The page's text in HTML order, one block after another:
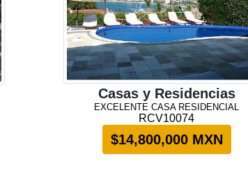
Casas y Residencias
EXCELENTE CASA RESIDENCIAL
RCV10074
$14,800,000 MXN